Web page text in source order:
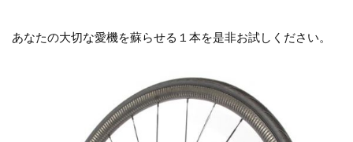
あなたの大切な愛機を蘇らせる１本を是非お試しください。